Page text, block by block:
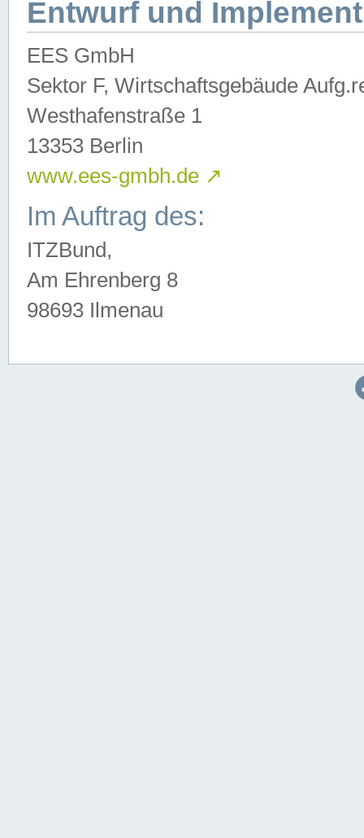
Entwurf und
EES GmbH
Sektor F, Wirtschaftsgebäude
Westhafenstraße 1
13353 Berlin
www.ees-gmbh.de ↗
Im Auftrag des:
ITZBund,
Am Ehrenberg 8
98693 Ilmenau